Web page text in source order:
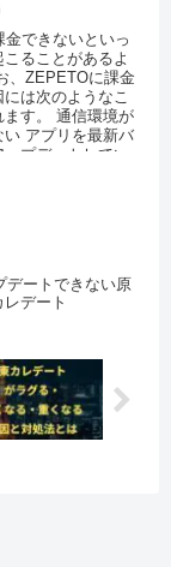
できないといっ
ることがあるよ
、ZEPETOに課金
は次のようなこ
ます。 通信環境が
い アプリを最新バ
ップデートしてい
デートできない原
デート